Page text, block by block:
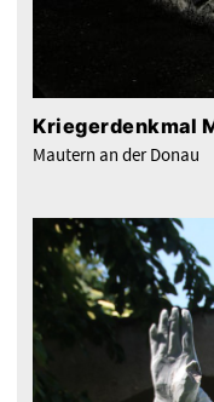
Kriegerdenkmal
Mautern an der Donau